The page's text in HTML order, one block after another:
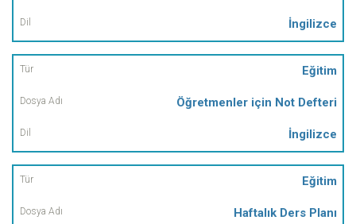
İngilizce
Eğitim
Öğretmenler için Not Defteri
İngilizce
Eğitim
Haftalık Ders Planı